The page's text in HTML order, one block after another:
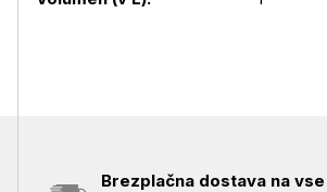
Brezplačna dostava na